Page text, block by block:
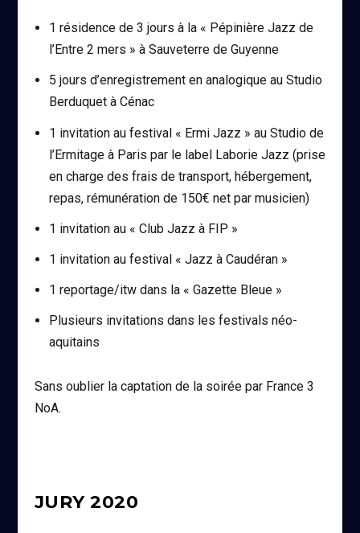
1 résidence de 3 jours à la « Pépinière Jazz de
l’Entre 2 mers » à Sauveterre de Guyenne
5 jours d’enregistrement en analogique au Studio
Berduquet à Cénac
1 invitation au festival « Ermi Jazz » au Studio de
l’Ermitage à Paris par le label Laborie Jazz (prise
en charge des frais de transport, hébergement,
repas, rémunération de 150€ net par musicien)
1 invitation au « Club Jazz à FIP »
1 invitation au festival « Jazz à Caudéran »
1 reportage/itw dans la « Gazette Bleue »
Plusieurs invitations dans les festivals néo-
aquitains
Sans oublier la captation de la soirée par France 3
NoA.
JURY 2020